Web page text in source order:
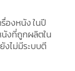
องหนัง ในปี
นังที่ถูกผลิตใน
งไม่มีระบบตี